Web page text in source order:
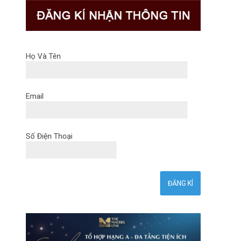
Họ Và Tên
Email
Số Điện Thoại